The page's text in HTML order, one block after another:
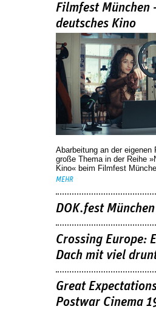
Filmfest München
deutsches Kino
Abarbeitung an der eigenen
große Thema in der Reihe
Kino« beim Filmfest
MEHR
DOK.fest
Crossing Europe:
Dach mit viel
Great
Postwar Cinema